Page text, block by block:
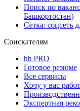
Поиск по
Башкортостан)
Сетка: соцсеть
Соискателям
hh PRO
Готовое резюме
Все сервисы
Хочу у вас
Экспертная